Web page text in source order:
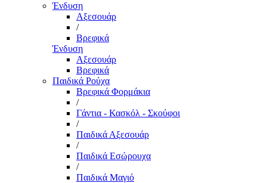
Ένδυση
Αξεσουάρ
/
Βρεφικά
Ένδυση
Αξεσουάρ
Βρεφικά
Παιδικά Ρούχα
Βρεφικά Φορμάκια
/
Γάντια - Κασκόλ - Σκούφοι
/
Παιδικά Αξεσουάρ
/
Παιδικά Εσώρουχα
/
Παιδικά Μαγιό